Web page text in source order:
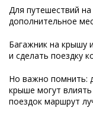
Для путешествий
дополнительное
Багажник на крышу
и сделать поездку
Но важно помнить:
крыше могут
поездок маршрут